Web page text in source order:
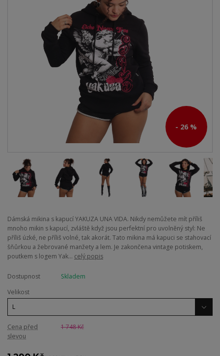
- 26 %
Dámská mikina s kapucí YAKUZA UNA VIDA. Nikdy nemůžete mít příliš
mnoho mikin s kapucí, zvláště když jsou perfektní pro uvolněný styl: Ne
příliš úzké, ne příliš volné, tak akorát. Tato mikina má kapuci se stahovací
šňůrkou a žebrované manžety a lem. Je zakončena vintage potiskem,
poutkem s logem Yak... celý popis
Dostupnost
Skladem
Velikost
Cena před
slevou
1 748 Kč